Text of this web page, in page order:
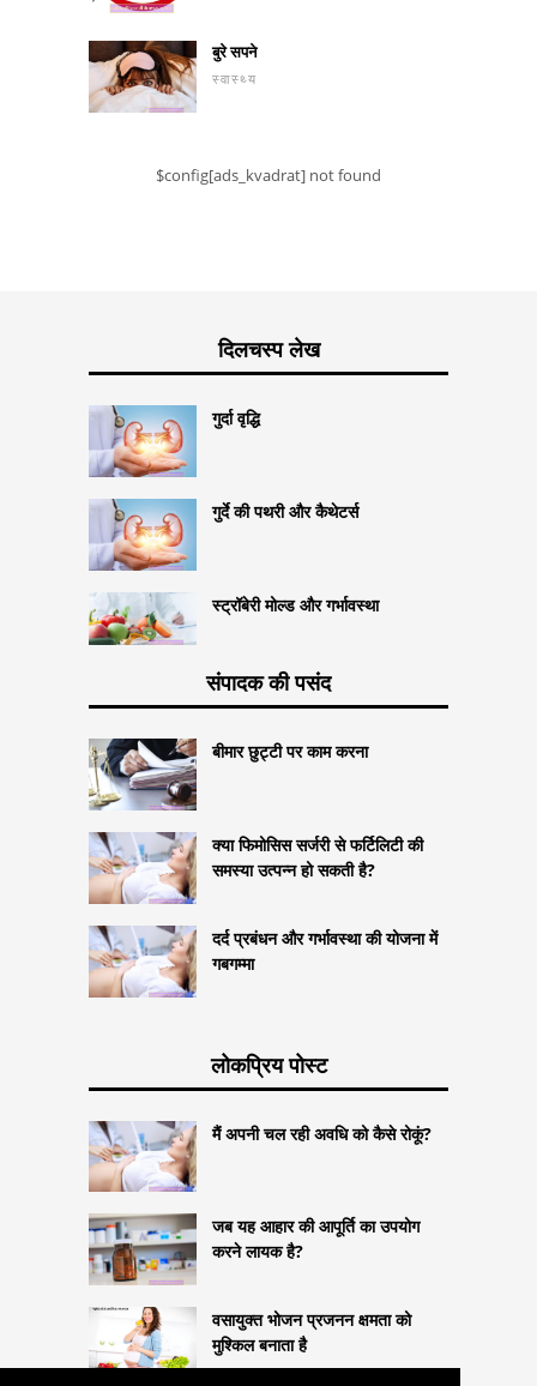
बुरे सपने
स्वास्थ्य
$config[ads_kvadrat] not found
दिलचस्प लेख
गुर्दा वृद्धि
गुर्दे की पथरी और कैथेटर्स
स्ट्रॉबेरी मोल्ड और गर्भावस्था
संपादक की पसंद
बीमार छुट्टी पर काम करना
क्या फिमोसिस सर्जरी से फर्टिलिटी की
समस्या उत्पन्न हो सकती है?
दर्द प्रबंधन और गर्भावस्था की योजना में
गबगम्मा
लोकप्रिय पोस्ट
मैं अपनी चल रही अवधि को कैसे रोकूं?
जब यह आहार की आपूर्ति का उपयोग
करने लायक है?
वसायुक्त भोजन प्रजनन क्षमता को
मुश्किल बनाता है